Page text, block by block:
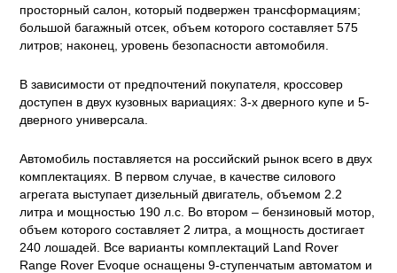
просторный салон, который подвержен трансформациям;
большой багажный отсек, объем которого составляет 575
литров; наконец, уровень безопасности автомобиля.
В зависимости от предпочтений покупателя, кроссовер
доступен в двух кузовных вариациях: 3-х дверного купе и 5-
дверного универсала.
Автомобиль поставляется на российский рынок всего в двух
комплектациях. В первом случае, в качестве силового
агрегата выступает дизельный двигатель, объемом 2.2
литра и мощностью 190 л.с. Во втором – бензиновый мотор,
объем которого составляет 2 литра, а мощность достигает
240 лошадей. Все варианты комплектаций Land Rover
Range Rover Evoque оснащены 9-ступенчатым автоматом и